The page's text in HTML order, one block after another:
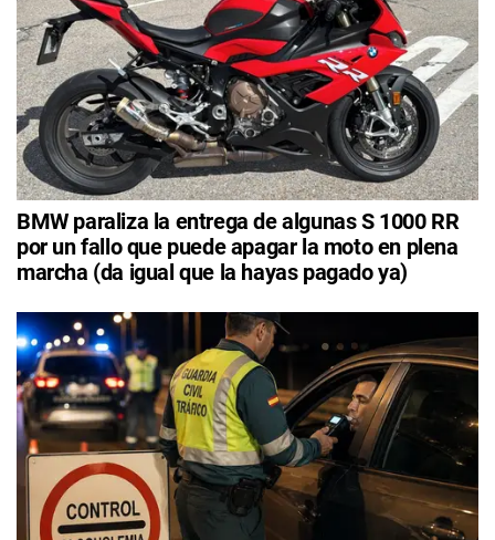
BMW paraliza la entrega de algunas S 1000 RR
por un fallo que puede apagar la moto en plena
marcha (da igual que la hayas pagado ya)